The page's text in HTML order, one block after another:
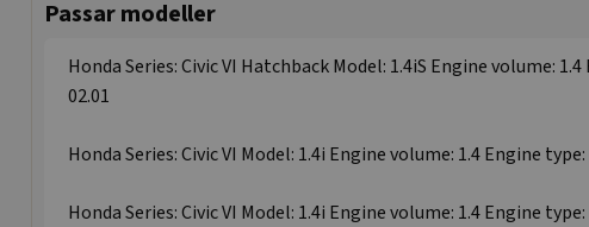
Passar modeller
Honda Series: Civic VI Hatchback Model: 1.4iS Engine volume: 1.4
02.01
Honda Series: Civic VI Model: 1.4i Engine volume: 1.4 Engine type:
Honda Series: Civic VI Model: 1.4i Engine volume: 1.4 Engine type: